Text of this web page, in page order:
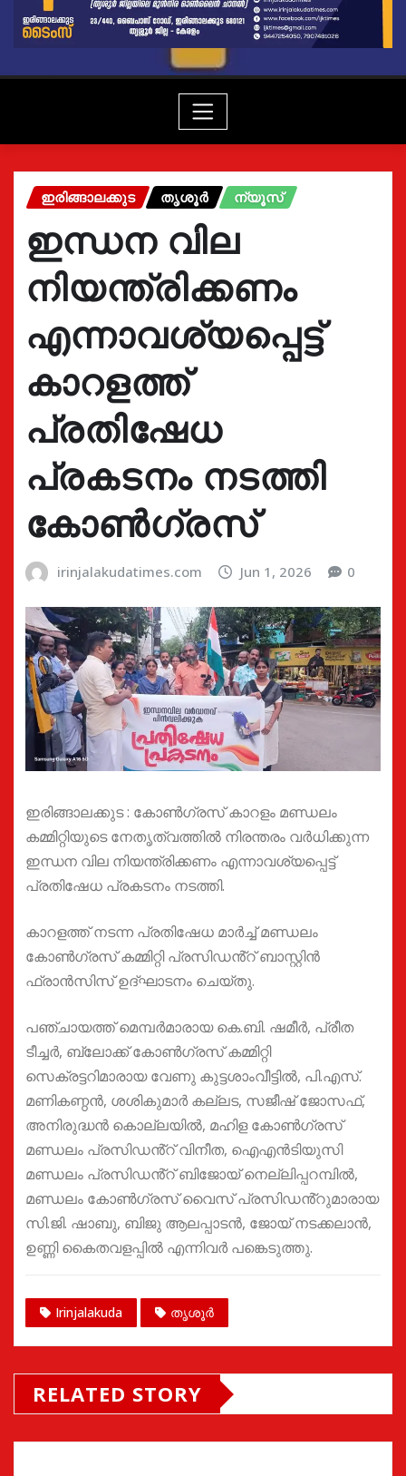
ഇരിങ്ങാലക്കുട തൃശൂർ ന്യൂസ്
ഇന്ധന വില
നിയന്ത്രിക്കണം
എന്നാവശ്യപ്പെട്ട്
കാറളത്ത്
പ്രതിഷേധ
പ്രകടനം നടത്തി
കോൺഗ്രസ്
irinjalakudatimes.com Jun 1, 2026 0
ഇരിങ്ങാലക്കുട : കോൺഗ്രസ് കാറളം മണ്ഡലം
കമ്മിറ്റിയുടെ നേതൃത്വത്തിൽ നിരന്തരം വർധിക്കുന്ന
ഇന്ധന വില നിയന്ത്രിക്കണം എന്നാവശ്യപ്പെട്ട്
പ്രതിഷേധ പ്രകടനം നടത്തി.
കാറളത്ത് നടന്ന പ്രതിഷേധ മാർച്ച് മണ്ഡലം
കോൺഗ്രസ് കമ്മിറ്റി പ്രസിഡൻ്റ് ബാസ്റ്റിൻ
ഫ്രാൻസിസ് ഉദ്ഘാടനം ചെയ്തു.
പഞ്ചായത്ത് മെമ്പർമാരായ കെ.ബി. ഷമീർ, പ്രീത
ടീച്ചർ, ബ്ലോക്ക് കോൺഗ്രസ് കമ്മിറ്റി
സെക്രട്ടറിമാരായ വേണു കുട്ടശാംവീട്ടിൽ, പി.എസ്.
മണികണ്ഠൻ, ശശികുമാർ കല്ലട, സജീഷ് ജോസഫ്,
അനിരുദ്ധൻ കൊല്ലയിൽ, മഹിള കോൺഗ്രസ്
മണ്ഡലം പ്രസിഡൻ്റ് വിനീത, ഐഎൻടിയുസി
മണ്ഡലം പ്രസിഡൻ്റ് ബിജോയ് നെല്ലിപ്പറമ്പിൽ,
മണ്ഡലം കോൺഗ്രസ് വൈസ് പ്രസിഡൻ്റുമാരായ
സി.ജി. ഷാബു, ബിജു ആലപ്പാടൻ, ജോയ് നടക്കലാൻ,
ഉണ്ണി കൈതവളപ്പിൽ എന്നിവർ പങ്കെടുത്തു.
Irinjalakuda തൃശൂർ
RELATED STORY